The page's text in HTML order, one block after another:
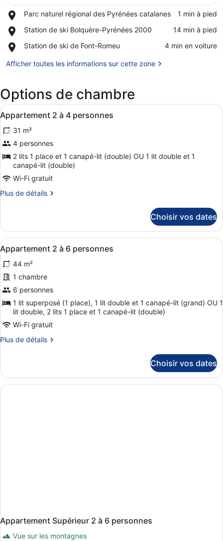
Afficher la carte
Parc naturel régional des Pyrénées catalanes
Place,
naturel
des
catalanes
‪1 min à pied‬
Station de ski Bolquère-Pyrénées 2000
Place,
de
Bolquère-
‪14 min à pied‬
Station de ski de Font-Romeu
Place,
de
Font-
Romeu
‪4 min en voiture‬
Afficher toutes les informations sur cette zone
Options de chambre
Afficher
toutes
les
photos
pour
type
de
2
4
personnes
Un espace de vie compact
32
Appartement 2 à 4 personnes
31 m²
4 personnes
2 lits 1 place et 1 canapé-lit (double) OU 1 lit double et 1
canapé-lit (double)
Wi-Fi gratuit
Plus de détails
Plus
le
type
de
chambre
Appartement
à
4
personnes
Choisir vos dates
Afficher
toutes
les
photos
pour
ce
type
de
chambre :
Appartement
à
6
personnes
Une cuisine avec des meubles
25
Appartement 2 à 6 personnes
44 m²
1 chambre
6 personnes
1 lit superposé (1 place), 1 lit double et 1 canapé-lit (grand) OU 1
lit double, 2 lits 1 place et 1 canapé-lit (double)
Wi-Fi gratuit
Plus de détails
Plus
le
type
de
Choisir vos dates
Appartement Supérieur 2 à 6 personnes
Vue sur les montagnes